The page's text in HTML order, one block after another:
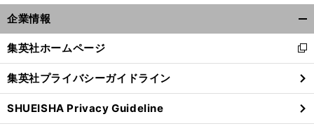
企業情報
閉
る
集英社ホームページ
新
し
い
ウ
ィ
ン
集英社プライバシーガイドライン
SHUEISHA Privacy Guideline